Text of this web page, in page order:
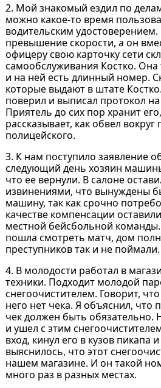
2. Мой знакомый ездил по
можно какое-то время
водительским удостоверением.
превышение скорости, а он
офицеру свою карточку сети
самообслуживания Костко.
и на ней есть длинный номер.
которые выдают в штате
поверил и выписал протокол
Приятель до сих пор хранит
рассказывает, как обвел
полицейского.
3. К нам поступило заявление
следующий день хозяин
что ее вернули. В салоне
извинениями, что вынуждены
машину, так как срочно
качестве компенсации
местной бейсбольной команды.
пошла смотреть матч, дом
преступников так и не поймали.
4. В молодости работал в
техники. Подходит молодой
снегоочистителем. Говорит,
него нет чека. Я объяснил, что
чек должен быть обязательно.
и ушел с этим
вход, кинул его в кузов пикапа
выяснилось, что этот
нашем магазине. И он такой
много раз в разных местах.